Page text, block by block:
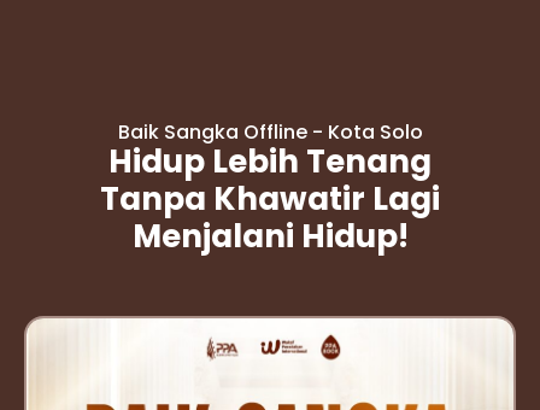
Baik Sangka Offline - Kota Solo
Hidup Lebih Tenang
Tanpa Khawatir Lagi
Menjalani Hidup!